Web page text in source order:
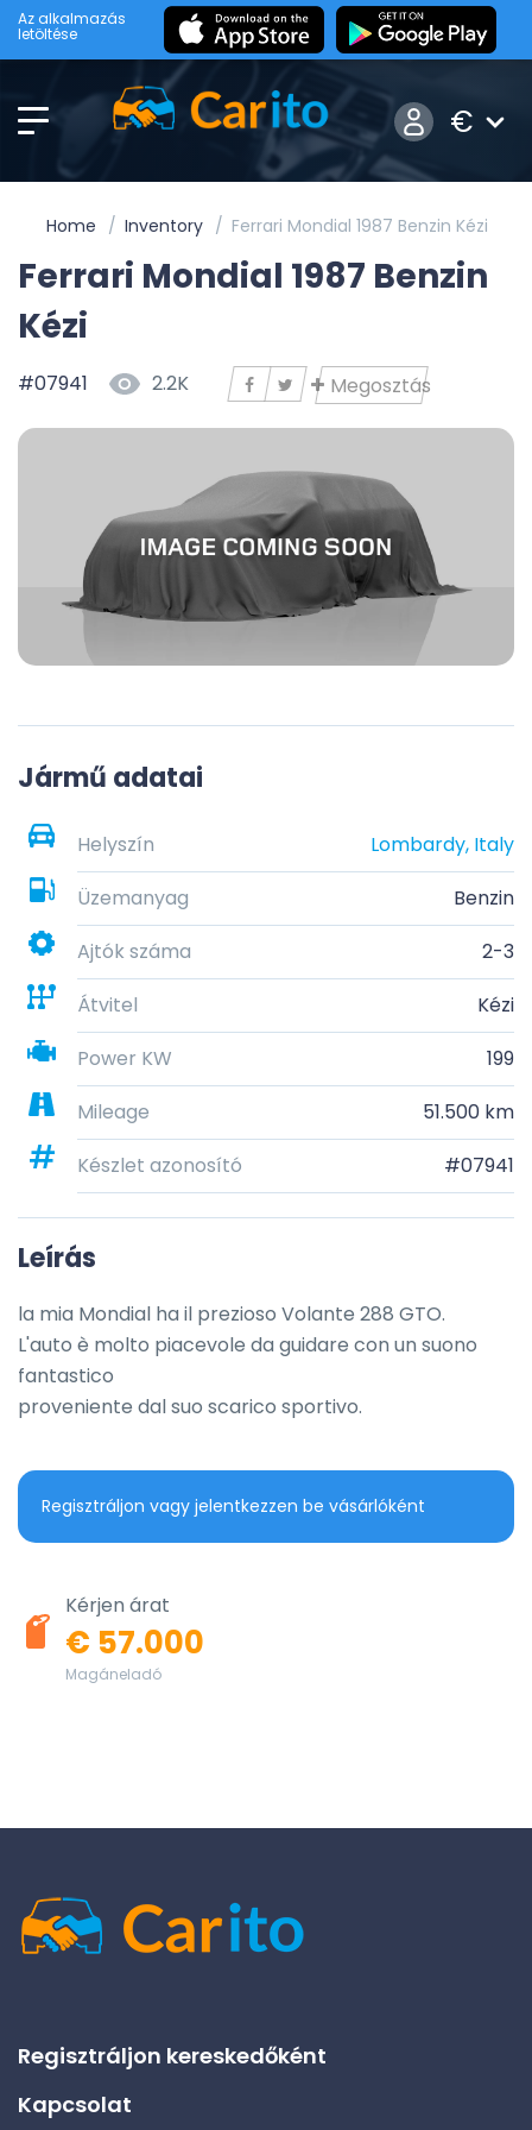
Az alkalmazás
letöltése
€
Home Inventory Ferrari Mondial 1987 Benzin Kézi
Ferrari Mondial 1987 Benzin
Kézi
#07941 2.2K Megosztás
Jármű adatai
Helyszín
Lombardy, Italy
Üzemanyag
Benzin
Ajtók száma
2-3
Átvitel
Kézi
Power KW
199
Mileage
51.500 km
Készlet azonosító
#07941
Leírás
la mia Mondial ha il prezioso Volante 288 GTO.
L'auto è molto piacevole da guidare con un suono
fantastico
proveniente dal suo scarico sportivo.
Regisztráljon vagy jelentkezzen be vásárlóként
Kérjen árat
€ 57.000
Magáneladó
Regisztráljon kereskedőként
Kapcsolat